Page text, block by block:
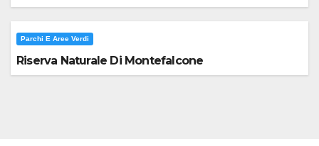
Parchi E Aree Verdi
Riserva Naturale Di Montefalcone